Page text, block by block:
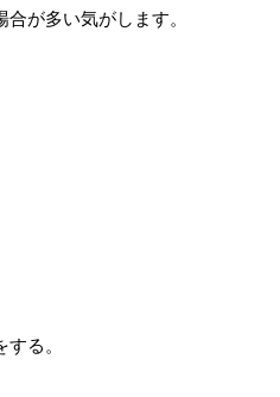
が多い気がします。
る。